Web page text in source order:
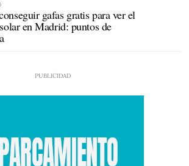
gafas gratis para ver el
en Madrid: puntos de